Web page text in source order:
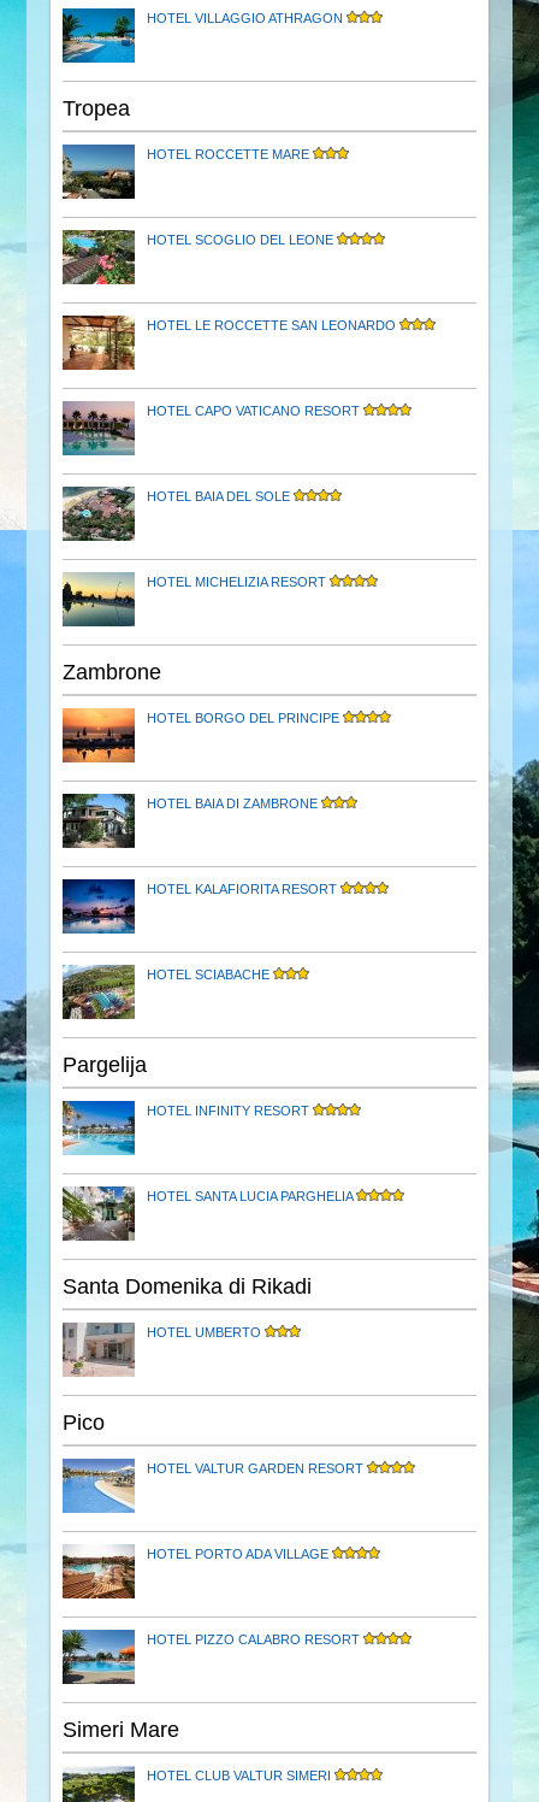
HOTEL VILLAGGIO ATHRAGON
Tropea
HOTEL ROCCETTE MARE
HOTEL SCOGLIO DEL LEONE
HOTEL LE ROCCETTE SAN LEONARDO
HOTEL CAPO VATICANO RESORT
HOTEL BAIA DEL SOLE
HOTEL MICHELIZIA RESORT
Zambrone
HOTEL BORGO DEL PRINCIPE
HOTEL BAIA DI ZAMBRONE
HOTEL KALAFIORITA RESORT
HOTEL SCIABACHE
Pargelija
HOTEL INFINITY RESORT
HOTEL SANTA LUCIA PARGHELIA
Santa Domenika di Rikadi
HOTEL UMBERTO
Pico
HOTEL VALTUR GARDEN RESORT
HOTEL PORTO ADA VILLAGE
HOTEL PIZZO CALABRO RESORT
Simeri Mare
HOTEL CLUB VALTUR SIMERI